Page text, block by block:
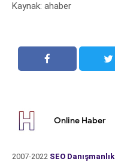
Kaynak: ahaber
Online Haber
2007-2022 SEO Danışmanlık